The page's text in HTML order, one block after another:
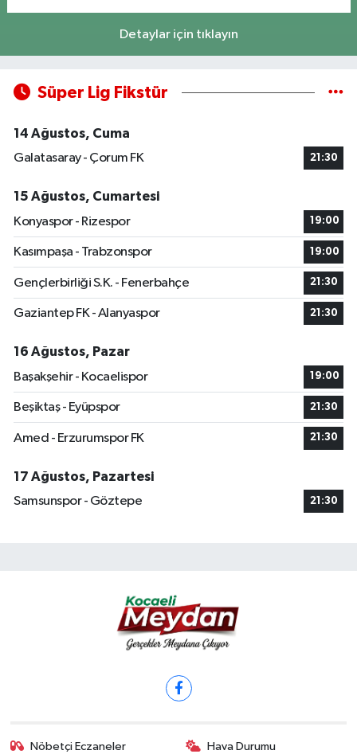
Detaylar için tıklayın
Süper Lig Fikstür
14 Ağustos, Cuma
Galatasaray - Çorum FK
21:30
15 Ağustos, Cumartesi
Konyaspor - Rizespor
19:00
Kasımpaşa - Trabzonspor 19:00
Gençlerbirliği S.K. - Fenerbahçe 21:30
Gaziantep FK - Alanyaspor 21:30
16 Ağustos, Pazar
Başakşehir - Kocaelispor
19:00
Beşiktaş - Eyüpspor 21:30
Amed - Erzurumspor FK 21:30
17 Ağustos, Pazartesi
Samsunspor - Göztepe
21:30
Nöbetçi Eczaneler Hava Durumu